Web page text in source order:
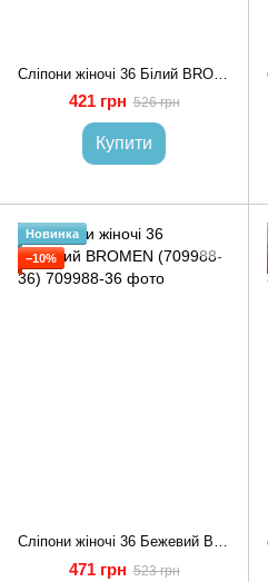
421 грн 526 грн
Купити
Новинка
−10%
Сліпони жіночі 36 Бежевий BROMEN (709988-36)
471 грн 523 грн